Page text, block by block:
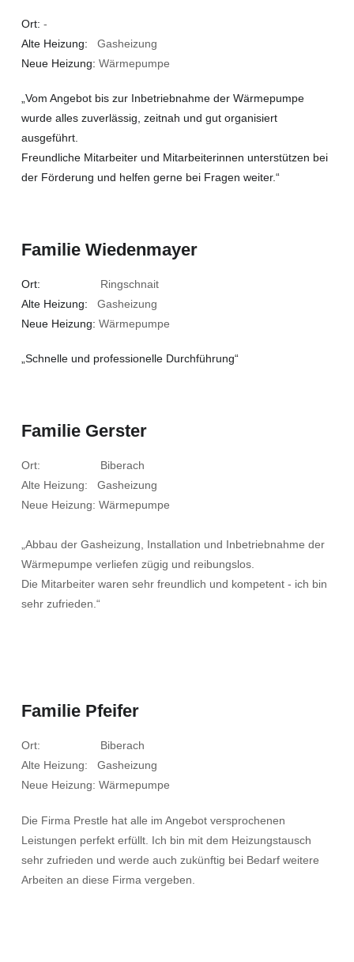
Ort: -
Alte Heizung: Gasheizung
Neue Heizung: Wärmepumpe
„Vom Angebot bis zur Inbetriebnahme der Wärmepumpe
wurde alles zuverlässig, zeitnah und gut organisiert
ausgeführt.
Freundliche Mitarbeiter und Mitarbeiterinnen unterstützen bei
der Förderung und helfen gerne bei Fragen weiter.“
Familie Wiedenmayer
Ort: Ringschnait
Alte Heizung: Gasheizung
Neue Heizung: Wärmepumpe
„Schnelle und professionelle Durchführung“
Familie Gerster
Ort: Biberach
Alte Heizung: Gasheizung
Neue Heizung: Wärmepumpe
„Abbau der Gasheizung, Installation und Inbetriebnahme der
Wärmepumpe verliefen zügig und reibungslos.
Die Mitarbeiter waren sehr freundlich und kompetent - ich bin
sehr zufrieden.“
Familie Pfeifer
Ort: Biberach
Alte Heizung: Gasheizung
Neue Heizung: Wärmepumpe
Die Firma Prestle hat alle im Angebot versprochenen
Leistungen perfekt erfüllt. Ich bin mit dem Heizungstausch
sehr zufrieden und werde auch zukünftig bei Bedarf weitere
Arbeiten an diese Firma vergeben.